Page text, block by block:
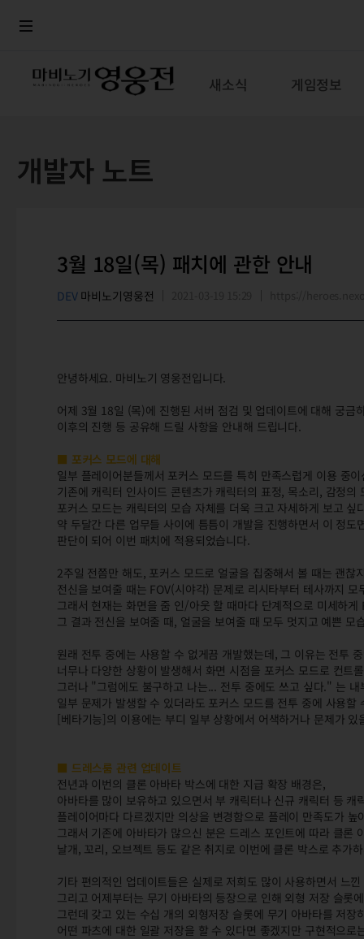
새소식 게임정보
개발자 노트
3월 18일(목) 패치에 관한 안내
DEV마비노기영웅전
안녕하세요. 마비노기 영웅전입니다.
어제 3월 18일 (목)에 진행된 서버 점검 및 업데이트에 대해 궁금
이후의 진행 등 공유해 드릴 사항을 안내해 드립니다.
■ 포커스 모드에 대해
일부 플레이어분들께서 포커스 모드를 특히 만족스럽게 이용 중
기존에 캐릭터 인사이드 콘텐츠가 캐릭터의 표정, 목소리, 감정
포커스 모드는 캐릭터의 모습 자체를 더욱 크고 자세하게 보고
약 두달간 다른 업무들 사이에 틈틈이 개발을 진행하면서 이 정
판단이 되어 이번 패치에 적용되었습니다.
2주일 전쯤만 해도, 포커스 모드로 얼굴을 집중해서 볼 때는 괜찮
전신을 보여줄 때는 FOV(시야각) 문제로 리시타부터 테사까지
그래서 현재는 화면을 줌 인/아웃 할 때마다 단계적으로 미세하
그 결과 전신을 보여줄 때, 얼굴을 보여줄 때 모두 멋지고 예쁜 모
원래 전투 중에는 사용할 수 없게끔 개발했는데, 그 이유는 전투
너무나 다양한 상황이 발생해서 화면 시점을 포커스 모드로 컨트
그러나 "그럼에도 불구하고 나는... 전투 중에도 쓰고 싶다." 는
일부 문제가 발생할 수 있더라도 포커스 모드를 전투 중에 사용할
[베타기능]의 이용에는 부디 일부 상황에서 어색하거나 문제가
■ 드레스룸 관련 업데이트
전년과 이번의 클론 아바타 박스에 대한 지급 확장 배경은,
아바타를 많이 보유하고 있으면서 부 캐릭터나 신규 캐릭터 등
플레이어마다 다르겠지만 의상을 변경함으로 플레이 만족도가 높
그래서 기존에 아바타가 많으신 분은 드레스 포인트에 따라 클
날개, 꼬리, 오브젝트 등도 같은 취지로 이번에 클론 박스로 추가
기타 편의적인 업데이트들은 실제로 저희도 많이 사용하면서 느
그리고 어제부터는 무기 아바타의 등장으로 인해 외형 저장 슬롯
그런데 갖고 있는 수십 개의 외형저장 슬롯에 무기 아바타를 저
어떤 파츠에 대한 일괄 저장을 할 수 있다면 좋겠지만 구현적으